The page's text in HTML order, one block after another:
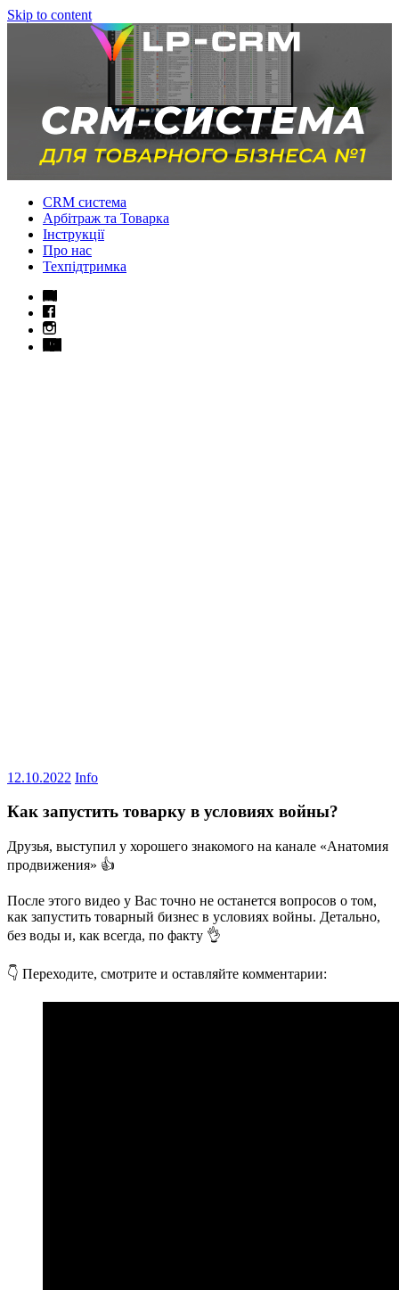
Skip to content
CRM система
Арбітраж та Товарка
Інструкції
Про нас
Техпідтримка
12.10.2022 Info
Как запустить товарку в условиях войны?
Друзья, выступил у хорошего знакомого на канале «Анатомия
продвижения» 👍
После этого видео у Вас точно не останется вопросов о том,
как запустить товарный бизнес в условиях войны. Детально,
без воды и, как всегда, по факту 👌
👇 Переходите, смотрите и оставляйте комментарии: